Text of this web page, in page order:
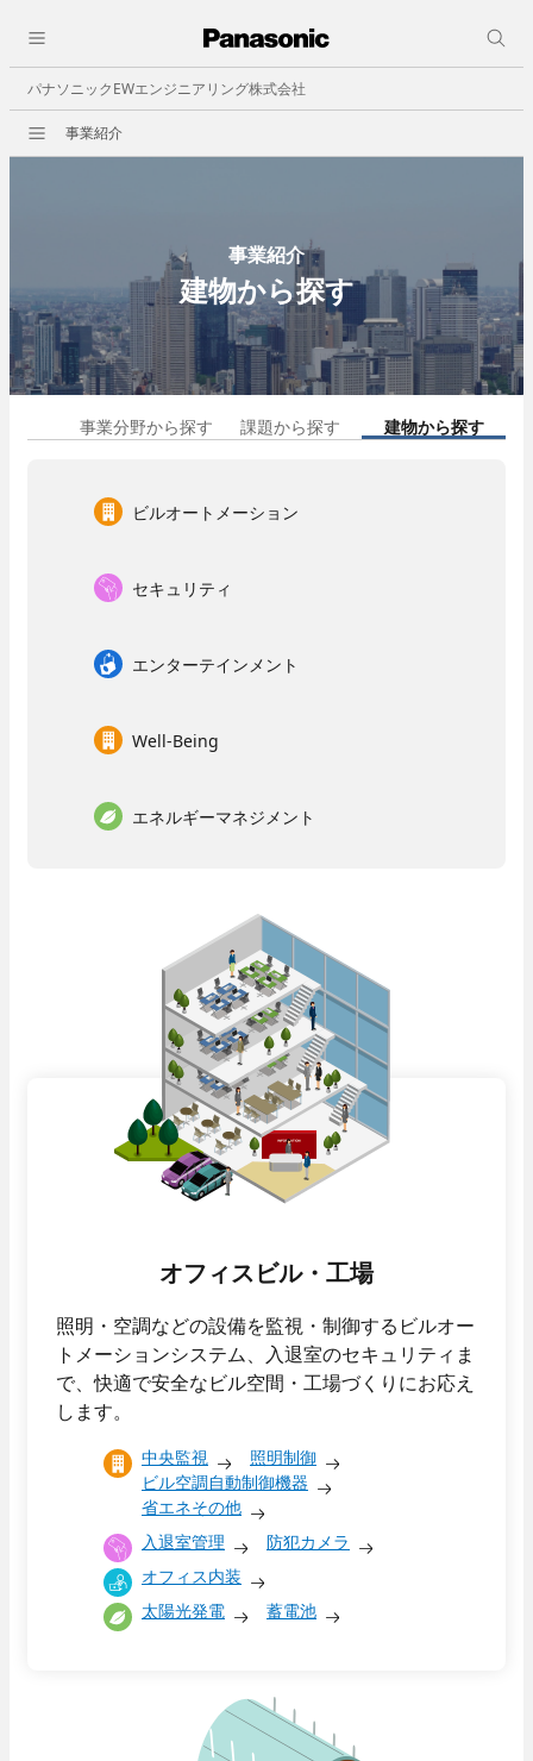
パナソニックEWエンジニアリング株式会社
事業紹介
事業紹介
建物から探す
事業分野から探す 課題から探す 建物から探す
ビルオートメーション
セキュリティ
エンターテインメント
Well-Being
エネルギーマネジメント
オフィスビル・工場
照明・空調などの設備を監視・制御するビルオー
トメーションシステム、入退室のセキュリティま
で、快適で安全なビル空間・工場づくりにお応え
します。
中央監視
照明制御
ビル空調自動制御機器
省エネその他
入退室管理
防犯カメラ
オフィス内装
太陽光発電
蓄電池
close
会社情報
会社概要
事業紹介
ビルオートメーション
- 中央監視
- 照明制御
- 入退室管理
エンターテインメント
- 野球場スコアボード
- AV音響機器
- 太陽光発電システム
- 蓄電池システム
カスタマーサービス
- 保守点検
- 部品交換
- 緊急対応
- 先輩社員インタビュー
技術系総合職
- 先輩社員インタビュー
働く環境
- 数字で見るパナソニック
EWエンジニアリング
- 福利厚生・各種制度
- 当社のビジネス
- 新卒採用
人と仕事
職種紹介
技術系総合職
先輩社員インタビュー
事務系総合職
働く環境
EWエンジニアリング
福利厚生・各種制度